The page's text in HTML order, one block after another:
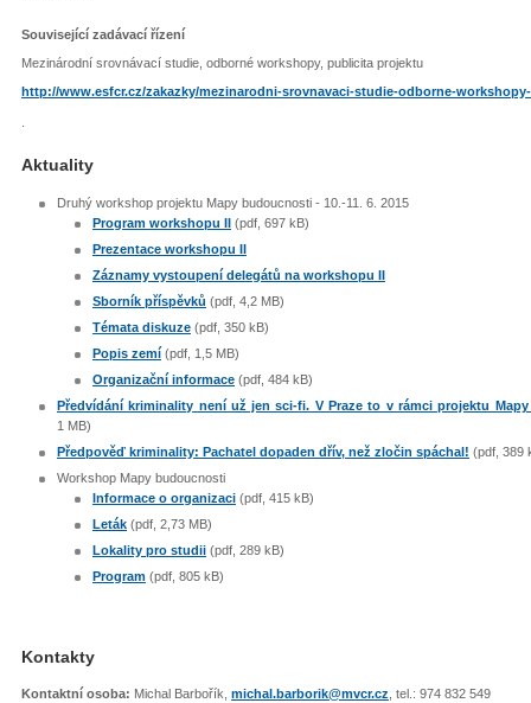
Související zadávací řízení
Mezinárodní srovnávací studie, odborné workshopy, publicita projektu
http://www.esfcr.cz/zakazky/mezinarodni-srovnavaci-studie-odborne-
Aktuality
Druhý workshop projektu Mapy budoucnosti - 10.-11. 6. 2015
Program workshopu II (pdf, 697 kB)
Prezentace workshopu II
Záznamy vystoupení delegátů na workshopu II
Sborník příspěvků (pdf, 4,2 MB)
Témata diskuze (pdf, 350 kB)
Popis zemí (pdf, 1,5 MB)
Organizační informace (pdf, 484 kB)
Předvídání kriminality není už jen sci-fi. V Praze to v rámci projektu
1 MB)
Předpověď kriminality: Pachatel dopaden dřív, než zločin spáchal! (pdf, 389
Workshop Mapy budoucnosti
Informace o organizaci (pdf, 415 kB)
Leták (pdf, 2,73 MB)
Lokality pro studii (pdf, 289 kB)
Program (pdf, 805 kB)
Kontakty
Kontaktní osoba: Michal Barbořík, michal.barborik@mvcr.cz , tel.: 974 832 549